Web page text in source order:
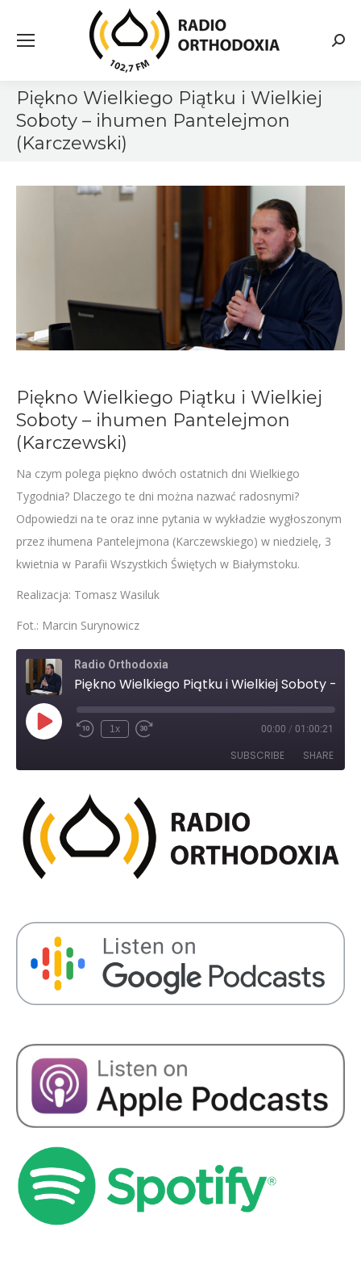
Piękno Wielkiego Piątku i Wielkiej
Soboty – ihumen Pantelejmon
(Karczewski)
Piękno Wielkiego Piątku i Wielkiej
Soboty – ihumen Pantelejmon
(Karczewski)
Na czym polega piękno dwóch ostatnich dni Wielkiego
Tygodnia? Dlaczego te dni można nazwać radosnymi?
Odpowiedzi na te oraz inne pytania w wykładzie wygłoszonym
przez ihumena Pantelejmona (Karczewskiego) w niedzielę, 3
kwietnia w Parafii Wszystkich Świętych w Białymstoku.
Realizacja: Tomasz Wasiluk
Fot.: Marcin Surynowicz
Radio Orthodoxia
Play
EpisodeRewind
1x
Fast
seconds
00:00 / 01:00:21
SUBSCRIBE SHARE
RSS FEED
SHARE
LINK
EMBED